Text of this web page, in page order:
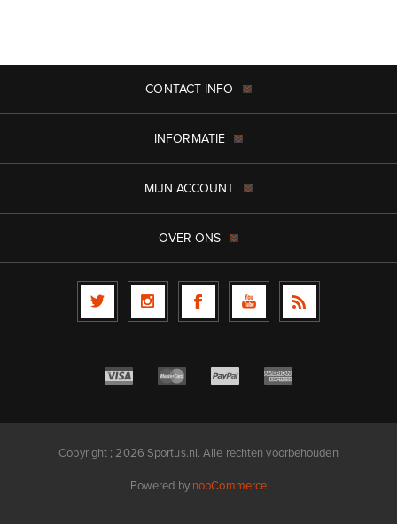
CONTACT INFO
INFORMATIE
MIJN ACCOUNT
OVER ONS
Copyright ; 2026 Sportus.nl. Alle rechten voorbehouden
Powered by nopCommerce